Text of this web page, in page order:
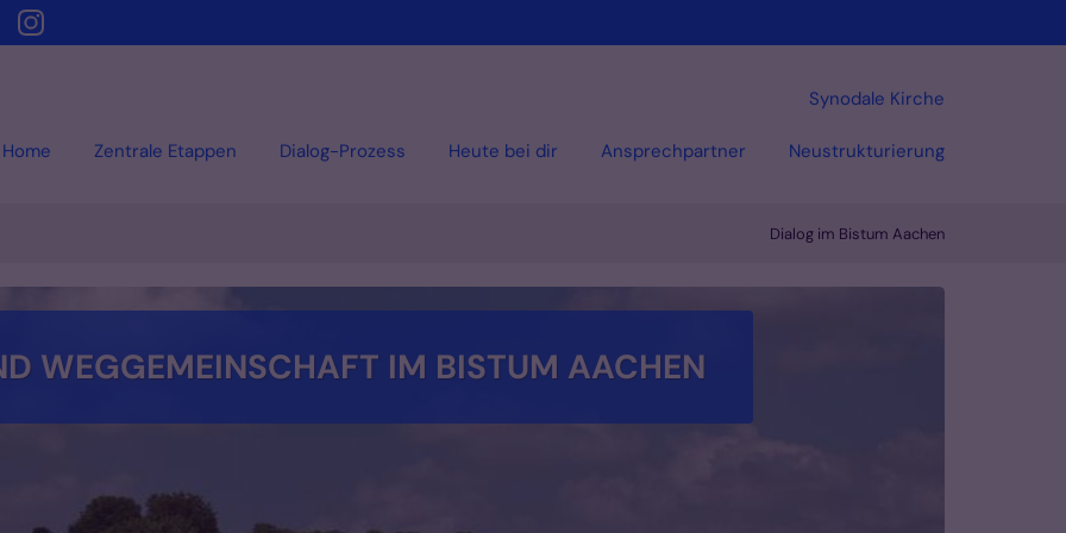
Home Zentrale Etappen Dialog-Prozess Heute bei dir Ansprechpartner Neustrukturierung
Synodale Kirche
Dialog im Bistum Aachen
WEGGEMEINSCHAFT IM BISTUM AACHEN